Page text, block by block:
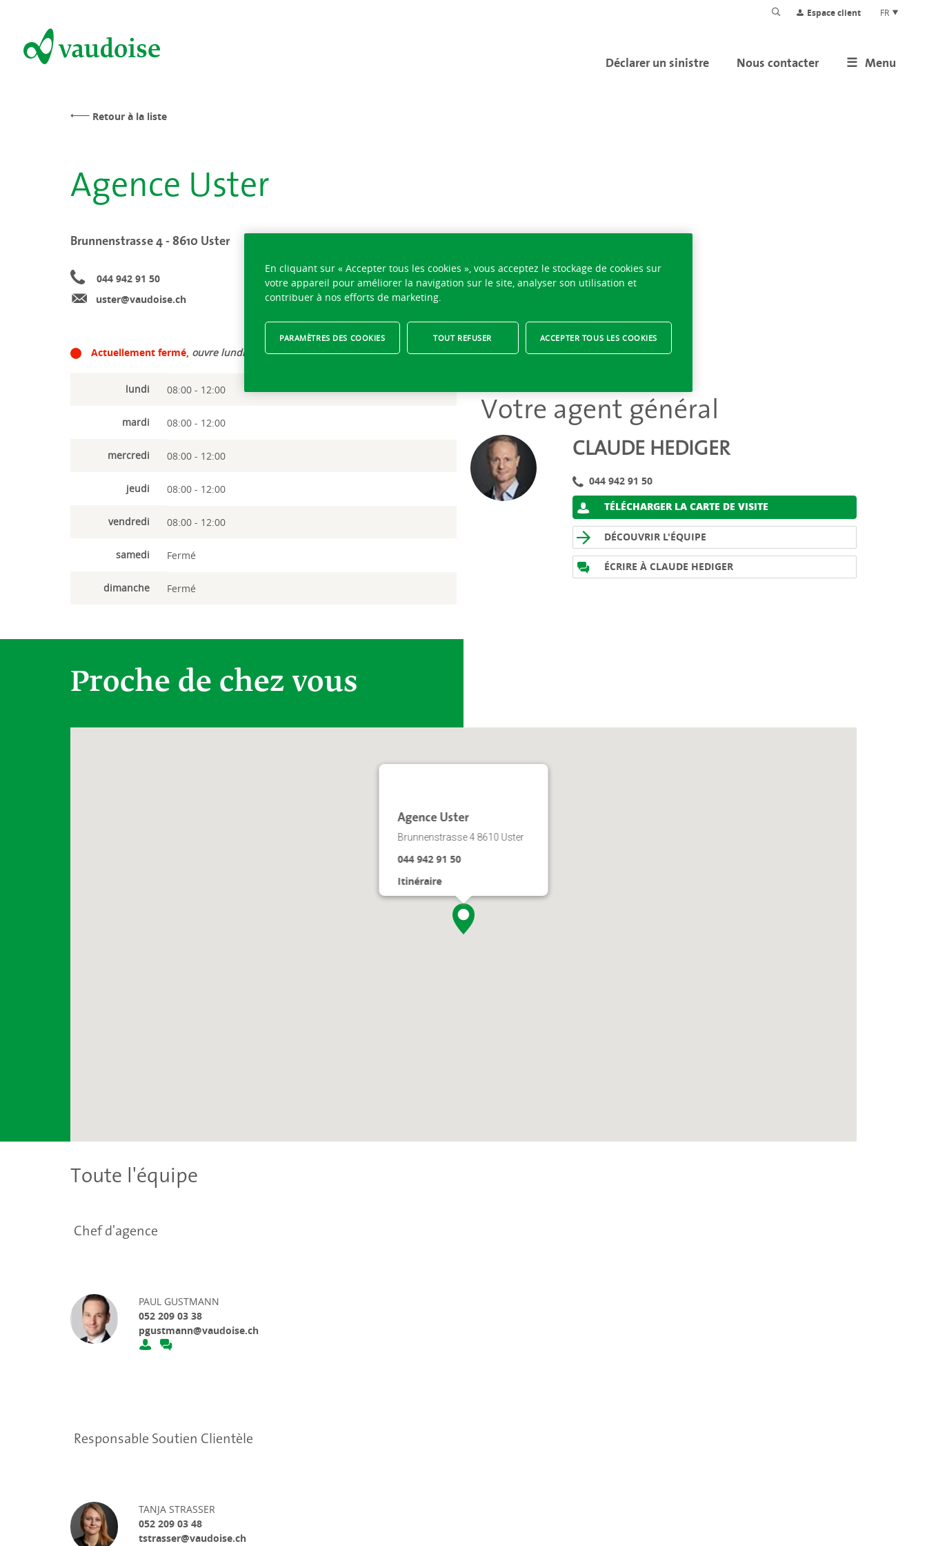
Espace client FR
Menu
Nous contacter
Déclarer un sinistre
Retour à la liste
Agence Uster
Brunnenstrasse 4 - 8610 Uster
044 942 91 50
uster@vaudoise.ch
Votre agent général
CLAUDE HEDIGER
044 942 91 50
TÉLÉCHARGER LA CARTE DE VISITE
DÉCOUVRIR L'ÉQUIPE
ÉCRIRE À CLAUDE HEDIGER
Actuellement fermé, ouvre lundi à 08:00
lundi 08:00 - 12:00
mardi 08:00 - 12:00
mercredi 08:00 - 12:00
jeudi 08:00 - 12:00
vendredi 08:00 - 12:00
samedi Fermé
dimanche Fermé
Proche de chez vous
Agence Uster
Brunnenstrasse 4 8610 Uster
044 942 91 50
Itinéraire
Toute l'équipe
Chef d'agence
PAUL GUSTMANN
052 209 03 38
pgustmann@vaudoise.ch
Responsable Soutien Clientèle
TANJA STRASSER
052 209 03 48
tstrasser@vaudoise.ch
En cliquant sur « Accepter tous les cookies », vous acceptez le stockage de cookies sur
votre appareil pour améliorer la navigation sur le site, analyser son utilisation et
contribuer à nos efforts de marketing.
TOUT REFUSER ACCEPTER TOUS LES COOKIES
PARAMÈTRES DES COOKIES